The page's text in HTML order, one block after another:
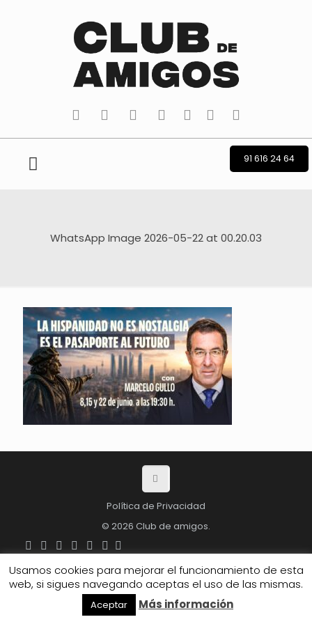
tiktokfacebook
instagram
TwitterYoutube
Telegramwhatsapp
91 616 24 64
WhatsApp Image 2026-05-22 at 00.20.03
Política de Privacidad
© 2026 Club de amigos.
Usamos cookies para mejorar el funcionamiento de esta
web, si sigues navegando aceptas el uso de las mismas.
Aceptar Más información